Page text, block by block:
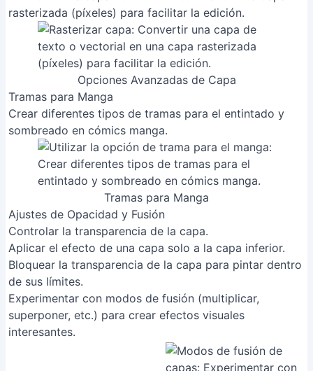
Crear diferentes tipos de tramas para el entintado y
sombreado en cómics manga.
Tramas para Manga
Ajustes de Opacidad y Fusión
Controlar la transparencia de la capa.
Aplicar el efecto de una capa solo a la capa inferior.
Bloquear la transparencia de la capa para pintar dentro
de sus límites.
Experimentar con modos de fusión (multiplicar,
superponer, etc.) para crear efectos visuales
interesantes.